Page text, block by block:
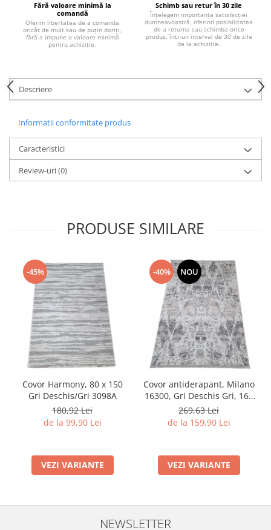
Fără valoare minimă la
comandă
Oferim libertatea de a comanda
oricât de mult sau de puțin doriți,
fără a impune o valoare minimă
pentru achiziție.
Schimb sau retur în 30 zile
Înțelegem importanța satisfacției
dumneavoastră, oferind posibilitatea
de a returna sau schimba orice
produs, într-un interval de 30 de zile
de la achiziție.
Descriere
Informatii conformitate produs
Caracteristici
Review-uri(0)
PRODUSE SIMILARE
-45%
Covor Harmony, 80 x 150
Gri Deschis/Gri 3098A
180,92 Lei
de la 99,90 Lei
VEZI VARIANTE
-40% NOU
Covor antiderapant, Milano
16300, Gri Deschis Gri, 160
x 230 cm, Grosime 4 mm
269,63 Lei
de la 159,90 Lei
VEZI VARIANTE
NEWSLETTER